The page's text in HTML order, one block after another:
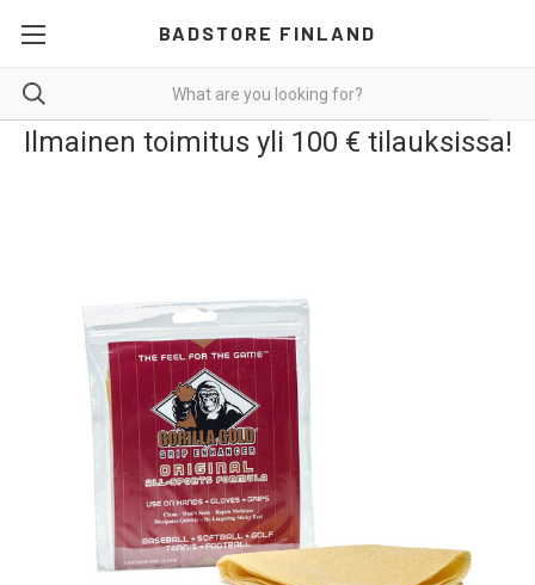
BADSTORE FINLAND
Ilmainen toimitus yli 100 € tilauksissa!